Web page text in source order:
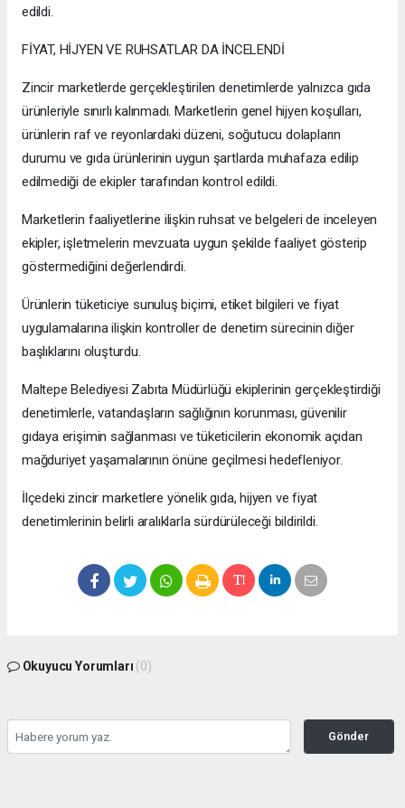
edildi.
FİYAT, HİJYEN VE RUHSATLAR DA İNCELENDİ
Zincir marketlerde gerçekleştirilen denetimlerde yalnızca gıda
ürünleriyle sınırlı kalınmadı. Marketlerin genel hijyen koşulları,
ürünlerin raf ve reyonlardaki düzeni, soğutucu dolapların
durumu ve gıda ürünlerinin uygun şartlarda muhafaza edilip
edilmediği de ekipler tarafından kontrol edildi.
Marketlerin faaliyetlerine ilişkin ruhsat ve belgeleri de inceleyen
ekipler, işletmelerin mevzuata uygun şekilde faaliyet gösterip
göstermediğini değerlendirdi.
Ürünlerin tüketiciye sunuluş biçimi, etiket bilgileri ve fiyat
uygulamalarına ilişkin kontroller de denetim sürecinin diğer
başlıklarını oluşturdu.
Maltepe Belediyesi Zabıta Müdürlüğü ekiplerinin gerçekleştirdiği
denetimlerle, vatandaşların sağlığının korunması, güvenilir
gıdaya erişimin sağlanması ve tüketicilerin ekonomik açıdan
mağduriyet yaşamalarının önüne geçilmesi hedefleniyor.
İlçedeki zincir marketlere yönelik gıda, hijyen ve fiyat
denetimlerinin belirli aralıklarla sürdürüleceği bildirildi.
Okuyucu Yorumları (0)
Gönder